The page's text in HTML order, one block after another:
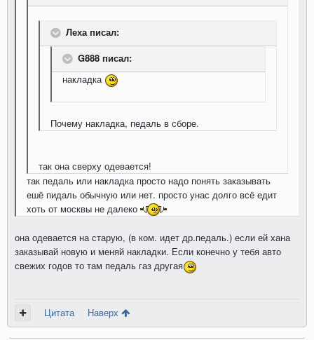
Леха писал:
G888 писал:
накладка
Почему накладка, педаль в сборе.
так она сверху одевается!
так педаль или накладка просто надо понять заказывать
ешё пидаль обычную или нет. просто унас долго всё едит
хоть от москвы не далеко
она одевается на старую, (в ком. идет др.педаль.) если ей хана
заказывай новую и меняй накладки. Если конечно у тебя авто
свежих годов то там педаль газ другая
Цитата Наверх